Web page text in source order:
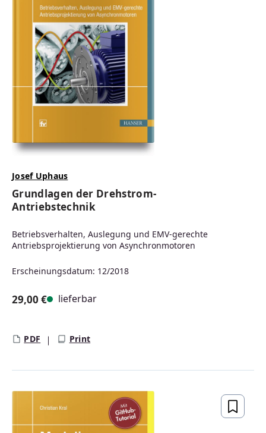
Josef Uphaus
Grundlagen der Drehstrom-
Antriebstechnik
Betriebsverhalten, Auslegung und EMV-gerechte
Antriebsprojektierung von Asynchronmotoren
Erscheinungsdatum: 12/2018
29,00 € lieferbar
PDF Print